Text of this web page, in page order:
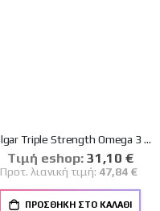
Solgar Triple Strength Omega 3 950mg 50 μαλακές κάψουλες
Tιμή eshop: Ειδική
Τιμή
31,10 €
Προτ. λιανική τιμή: 47,84 €
ΠΡΟΣΘΉΚΗ ΣΤΟ ΚΑΛΆΘΙ